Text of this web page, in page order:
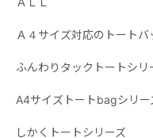
Ａ４サイズ対応のトートバ
ふんわりタックトートシリ
A4サイズトートbagシリー
しかくトートシリーズ